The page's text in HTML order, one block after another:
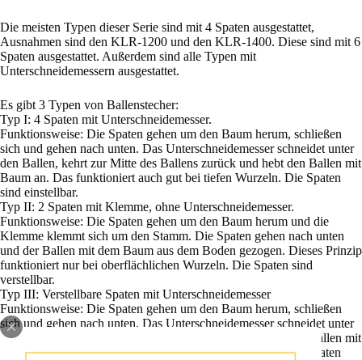
Die meisten Typen dieser Serie sind mit 4 Spaten ausgestattet,
Ausnahmen sind den KLR-1200 und den KLR-1400. Diese sind mit 6
Spaten ausgestattet. Außerdem sind alle Typen mit
Unterschneidemessern ausgestattet.
Es gibt 3 Typen von Ballenstecher:
Typ I: 4 Spaten mit Unterschneidemesser.
Funktionsweise: Die Spaten gehen um den Baum herum, schließen
sich und gehen nach unten. Das Unterschneidemesser schneidet unter
den Ballen, kehrt zur Mitte des Ballens zurück und hebt den Ballen mit
Baum an. Das funktioniert auch gut bei tiefen Wurzeln. Die Spaten
sind einstellbar.
Typ II: 2 Spaten mit Klemme, ohne Unterschneidemesser.
Funktionsweise: Die Spaten gehen um den Baum herum und die
Klemme klemmt sich um den Stamm. Die Spaten gehen nach unten
und der Ballen mit dem Baum aus dem Boden gezogen. Dieses Prinzip
funktioniert nur bei oberflächlichen Wurzeln. Die Spaten sind
verstellbar.
Typ III: Verstellbare Spaten mit Unterschneidemesser
Funktionsweise: Die Spaten gehen um den Baum herum, schließen
sich und gehen nach unten. Das Unterschneidemesser schneidet unter
den Ballen, kehrt zur Mitte des Ballens zurück und hebt den Ballen mit
Baum an. Das funktioniert auch gut bei tiefen Wurzeln. Die Spaten